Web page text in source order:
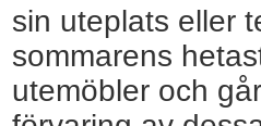
sin uteplats eller
sommarens
utemöbler och